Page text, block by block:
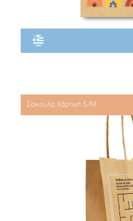
Σακούλα Χάρτινη S/M